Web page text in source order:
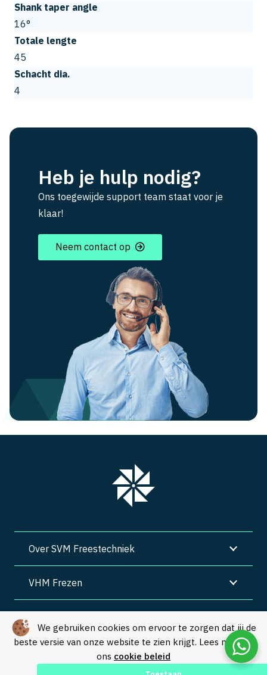
We gebruiken cookies om ervoor te zorgen dat jij de
beste versie van onze website te zien krijgt. Lees meer in
ons cookie beleid
Shank taper angle
16°
Totale lengte
45
Schacht dia.
4
Heb je hulp nodig?
Ons toegewijde support team staat voor je
klaar!
Neem contact op
Over SVM Freestechniek
VHM Frezen
Algemene voorwaarden | Privacy
© Copyright 2026 – SVM Freestechniek |
Webdesign by Yooker–